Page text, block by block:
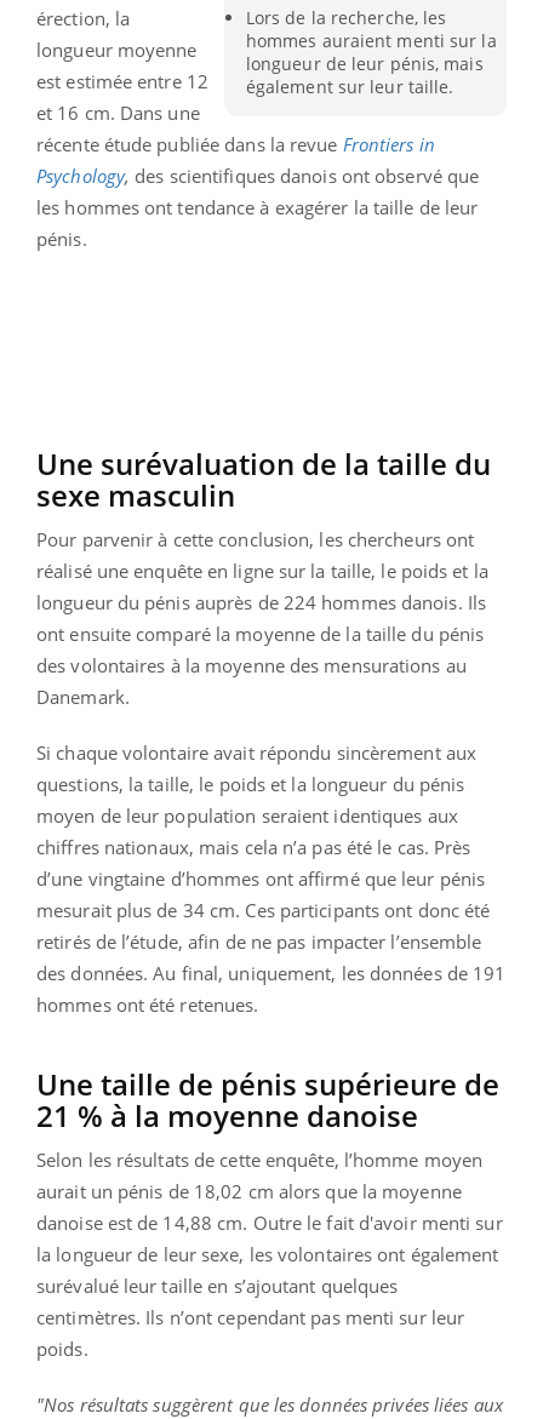
Lors de la recherche, les
hommes auraient menti sur la
longueur de leur pénis, mais
également sur leur taille.
érection, la
longueur moyenne
est estimée entre 12
et 16 cm. Dans une
récente étude publiée dans la revue Frontiers in
Psychology, des scientifiques danois ont observé que
les hommes ont tendance à exagérer la taille de leur
pénis.
Une surévaluation de la taille du
sexe masculin
Pour parvenir à cette conclusion, les chercheurs ont
réalisé une enquête en ligne sur la taille, le poids et la
longueur du pénis auprès de 224 hommes danois. Ils
ont ensuite comparé la moyenne de la taille du pénis
des volontaires à la moyenne des mensurations au
Danemark.
Si chaque volontaire avait répondu sincèrement aux
questions, la taille, le poids et la longueur du pénis
moyen de leur population seraient identiques aux
chiffres nationaux, mais cela n’a pas été le cas. Près
d’une vingtaine d’hommes ont affirmé que leur pénis
mesurait plus de 34 cm. Ces participants ont donc été
retirés de l’étude, afin de ne pas impacter l’ensemble
des données. Au final, uniquement, les données de 191
hommes ont été retenues.
Une taille de pénis supérieure de
21 % à la moyenne danoise
Selon les résultats de cette enquête, l’homme moyen
aurait un pénis de 18,02 cm alors que la moyenne
danoise est de 14,88 cm. Outre le fait d'avoir menti sur
la longueur de leur sexe, les volontaires ont également
surévalué leur taille en s’ajoutant quelques
centimètres. Ils n’ont cependant pas menti sur leur
poids.
"Nos résultats suggèrent que les données privées liées aux